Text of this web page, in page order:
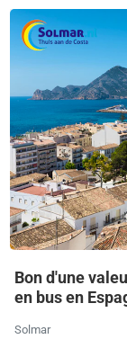
Bon d'une
en bus en
Solmar